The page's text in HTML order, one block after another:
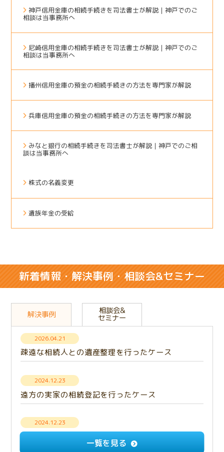
神戸信用金庫の相続手続きを司法書士が解説｜神戸でのご
相談は当事務所へ
尼崎信用金庫の相続手続きを司法書士が解説｜神戸でのご
相談は当事務所へ
播州信用金庫の預金の相続手続きの方法を専門家が解説
兵庫信用金庫の預金の相続手続きの方法を専門家が解説
みなと銀行の相続手続きを司法書士が解説｜神戸でのご相
談は当事務所へ
株式の名義変更
遺族年金の受給
新着情報・解決事例・相談会&セミナー
解決事例
2026.04.21
疎遠な相続人との遺産整理を行ったケース
2024.12.23
遠方の実家の相続登記を行ったケース
2024.12.23
【解決事例】意思疎通できない相続人との遺産分
割・成年後見手続き一覧を見る
相談会&
セミナー